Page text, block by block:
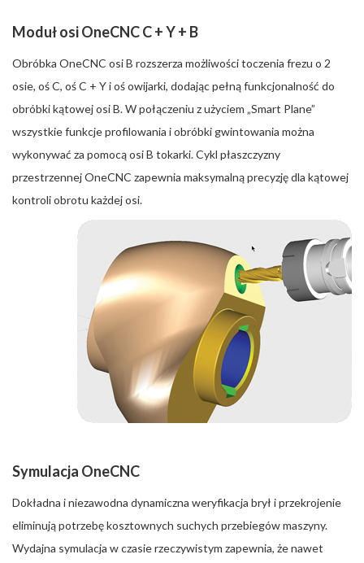
Moduł osi OneCNC C + Y + B
Obróbka OneCNC osi B rozszerza możliwości toczenia frezu o 2
osie, oś C, oś C + Y i oś owijarki, dodając pełną funkcjonalność do
obróbki kątowej osi B. W połączeniu z użyciem „Smart Plane”
wszystkie funkcje profilowania i obróbki gwintowania można
wykonywać za pomocą osi B tokarki. Cykl płaszczyzny
przestrzennej OneCNC zapewnia maksymalną precyzję dla kątowej
kontroli obrotu każdej osi.
Symulacja OneCNC
Dokładna i niezawodna dynamiczna weryfikacja brył i przekrojenie
eliminują potrzebę kosztownych suchych przebiegów maszyny.
Wydajna symulacja w czasie rzeczywistym zapewnia, że nawet